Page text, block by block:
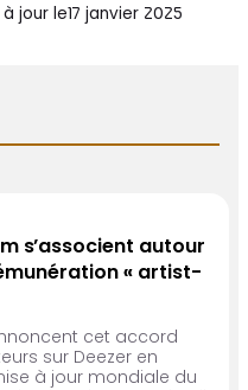
à jour le17 janvier 2025
s’associent autour
« artist-
cet accord
sur Deezer en
à jour mondiale du